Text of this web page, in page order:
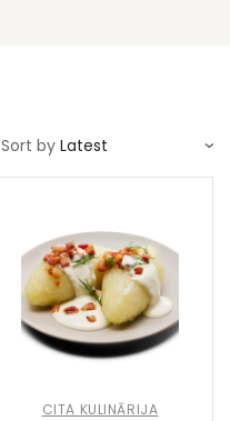
Sort by
CITA KULINĀRIJA